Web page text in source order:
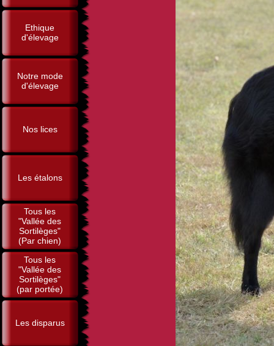
Ethique
d'élevage
Notre mode
d'élevage
Nos lices
Les étalons
Tous les
"Vallée des
Sortilèges"
(Par chien)
Tous les
"Vallée des
Sortilèges"
(par portée)
Les disparus